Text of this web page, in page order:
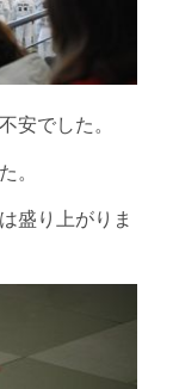
安でした。
。
盛り上がりま